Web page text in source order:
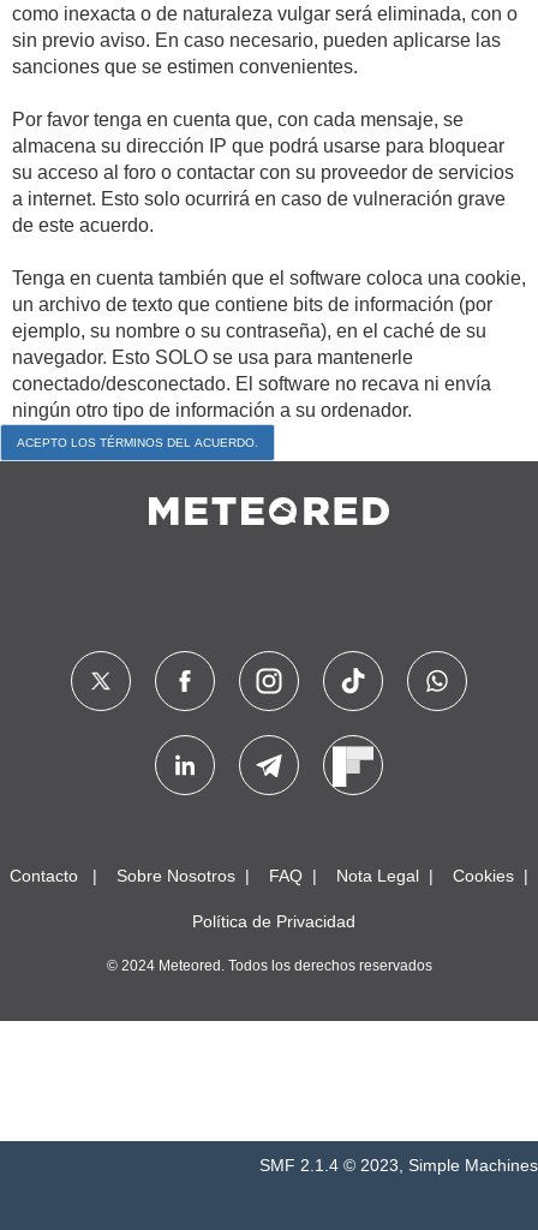
como inexacta o de naturaleza vulgar será eliminada, con o
sin previo aviso. En caso necesario, pueden aplicarse las
sanciones que se estimen convenientes.
Por favor tenga en cuenta que, con cada mensaje, se
almacena su dirección IP que podrá usarse para bloquear
su acceso al foro o contactar con su proveedor de servicios
a internet. Esto solo ocurrirá en caso de vulneración grave
de este acuerdo.
Tenga en cuenta también que el software coloca una cookie,
un archivo de texto que contiene bits de información (por
ejemplo, su nombre o su contraseña), en el caché de su
navegador. Esto SOLO se usa para mantenerle
conectado/desconectado. El software no recava ni envía
ningún otro tipo de información a su ordenador.
Contacto Sobre Nosotros FAQ Nota Legal Cookies
Política de Privacidad
© 2024 Meteored. Todos los derechos reservados
SMF 2.1.4 © 2023 Simple Machines